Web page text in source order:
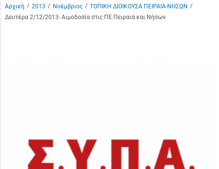
Αρχική / 2013 / Νοέμβριος / ΤΟΠΙΚΗ ΔΙΟΙΚΟΥΣΑ ΠΕΙΡΑΙΑ-ΝΗΣΩΝ /
Δευτέρα 2/12/2013: Αιμοδοσία στις ΠΕ Πειραιά και Νήσων